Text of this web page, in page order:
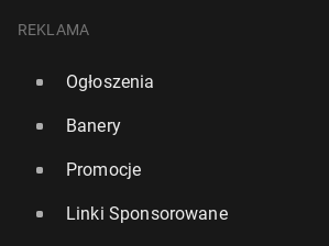
REKLAMA
Ogłoszenia
Banery
Promocje
Linki Sponsorowane